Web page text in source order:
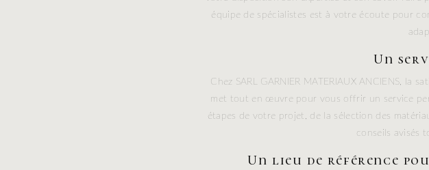
équipe de spécialistes est à votre écoute pour
Un
Chez SARL GARNIER MATERIAUX ANCIENS,
met tout en œuvre pour vous offrir un service
étapes de votre projet, de la sélection des
conseils avisés
Un lieu de référence